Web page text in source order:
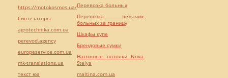
https://motokosmos.ua/
Синтезаторы
agrotechnika.com.ua
perevod.agency
europeservice.com.ua
mk-translations.ua
текст юа
Перевозка больных
Перевозка лежачих
больных за границу
Шкафы купе
Брендовые сумки
Натяжные потолки Nova
Stelya
maltina.com.ua